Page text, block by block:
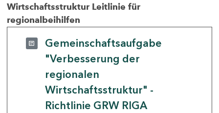
Wirtschaftsstruktur Leitlinie für
regionalbeihilfen
Gemeinschaftsaufgabe
"Verbesserung der
regionalen
Wirtschaftsstruktur" -
Richtlinie GRW RIGA